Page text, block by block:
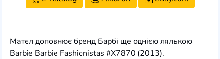
Мател доповнює бренд Барбі ще однією лялькою
Barbie Barbie Fashionistas #X7870 (2013).